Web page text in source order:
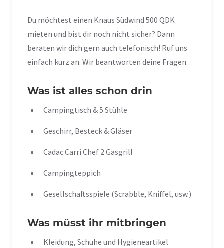
Du möchtest einen Knaus Südwind 500 QDK
mieten und bist dir noch nicht sicher? Dann
beraten wir dich gern auch telefonisch! Ruf uns
einfach kurz an. Wir beantworten deine Fragen.
Was ist alles schon drin
Campingtisch & 5 Stühle
Geschirr, Besteck & Gläser
Cadac Carri Chef 2 Gasgrill
Campingteppich
Gesellschaftsspiele (Scrabble, Kniffel, usw.)
Was müsst ihr mitbringen
Kleidung, Schuhe und Hygieneartikel